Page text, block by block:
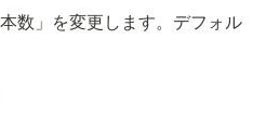
数」を変更します。デフォル